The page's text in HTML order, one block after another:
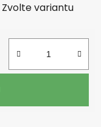
Zvolte variantu